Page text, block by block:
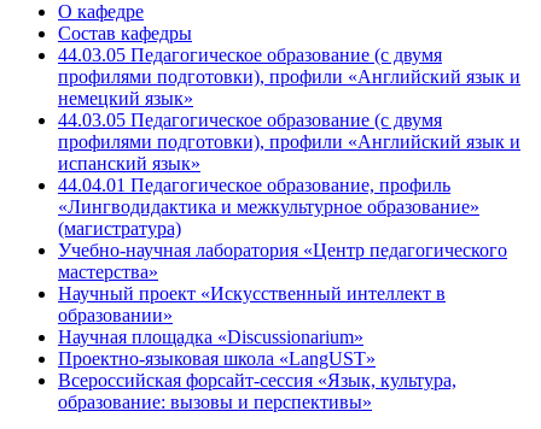
О кафедре
Состав кафедры
44.03.05 Педагогическое образование (с двумя
профилями подготовки), профили «Английский язык и
немецкий язык»
44.03.05 Педагогическое образование (с двумя
профилями подготовки), профили «Английский язык и
испанский язык»
44.04.01 Педагогическое образование, профиль
«Лингводидактика и межкультурное образование»
(магистратура)
Учебно-научная лаборатория «Центр педагогического
мастерства»
Научный проект «Искусственный интеллект в
образовании»
Научная площадка «Discussionarium»
Проектно-языковая школа «LangUST»
Всероссийская форсайт-сессия «Язык, культура,
образование: вызовы и перспективы»